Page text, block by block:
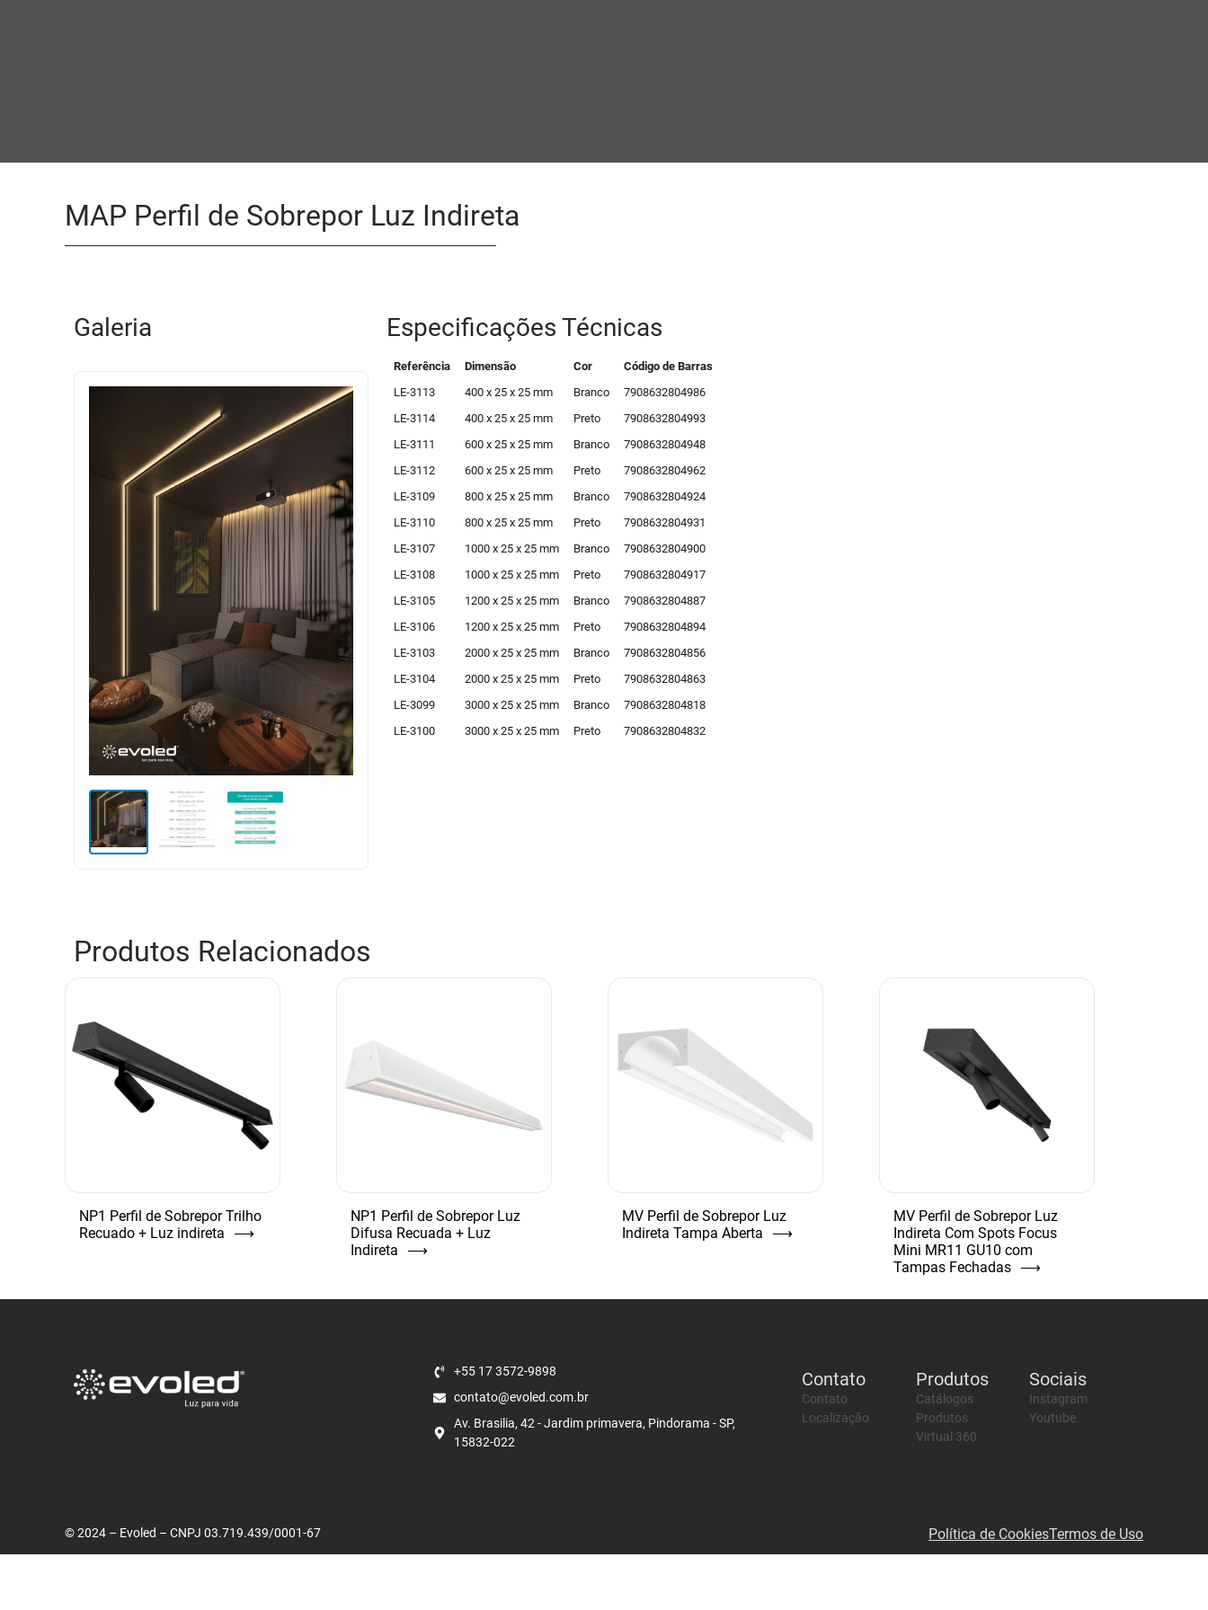
MAP Perfil de Sobrepor Luz Indireta
Galeria Especificações Técnicas
Referência Dimensão Cor
Código de Barras
LE-3113
400 x 25 x 25 mm Branco
7908632804986
LE-3114
400 x 25 x 25 mm Preto
7908632804993
LE-3111
600 x 25 x 25 mm Branco
7908632804948
LE-3112
600 x 25 x 25 mm Preto
7908632804962
LE-3109
800 x 25 x 25 mm Branco
7908632804924
LE-3110
800 x 25 x 25 mm Preto
7908632804931
LE-3107
1000 x 25 x 25 mm Branco
7908632804900
LE-3108
1000 x 25 x 25 mm Preto
7908632804917
LE-3105
1200 x 25 x 25 mm Branco
7908632804887
LE-3106
1200 x 25 x 25 mm Preto
7908632804894
LE-3103
2000 x 25 x 25 mm Branco
7908632804856
LE-3104
2000 x 25 x 25 mm Preto
7908632804863
LE-3099
3000 x 25 x 25 mm Branco
7908632804818
LE-3100
3000 x 25 x 25 mm Preto 7908632804832
Produtos Relacionados
NP1 Perfil de Sobrepor Trilho
Recuado + Luz indireta
⟶
NP1 Perfil de Sobrepor Luz
Difusa Recuada + Luz
Indireta
⟶
MV Perfil de Sobrepor Luz
Indireta Tampa Aberta
⟶
MV Perfil de Sobrepor Luz
Indireta Com Spots Focus
Mini MR11 GU10 com
Tampas Fechadas ⟶
+55 17 3572-9898
contato@evoled.com.br
Av. Brasilia, 42 - Jardim primavera, Pindorama - SP,
15832-022
Contato
Contato
Localização
Produtos
Catálogos
Produtos
Virtual 360
Sociais
Instagram
Youtube
© 2024 – Evoled – CNPJ 03.719.439/0001-67 Política de CookiesTermos de Uso